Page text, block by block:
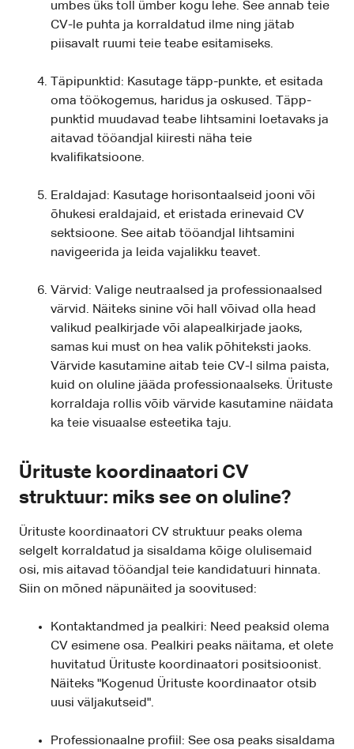
umbes üks toll ümber kogu lehe. See annab teie
CV-le puhta ja korraldatud ilme ning jätab
piisavalt ruumi teie teabe esitamiseks.
Täpipunktid: Kasutage täpp-punkte, et esitada
oma töökogemus, haridus ja oskused. Täpp-
punktid muudavad teabe lihtsamini loetavaks ja
aitavad tööandjal kiiresti näha teie
kvalifikatsioone.
Eraldajad: Kasutage horisontaalseid jooni või
õhukesi eraldajaid, et eristada erinevaid CV
sektsioone. See aitab tööandjal lihtsamini
navigeerida ja leida vajalikku teavet.
Värvid: Valige neutraalsed ja professionaalsed
värvid. Näiteks sinine või hall võivad olla head
valikud pealkirjade või alapealkirjade jaoks,
samas kui must on hea valik põhiteksti jaoks.
Värvide kasutamine aitab teie CV-l silma paista,
kuid on oluline jääda professionaalseks. Ürituste
korraldaja rollis võib värvide kasutamine näidata
ka teie visuaalse esteetika taju.
Ürituste koordinaatori CV
struktuur: miks see on oluline?
Ürituste koordinaatori CV struktuur peaks olema
selgelt korraldatud ja sisaldama kõige olulisemaid
osi, mis aitavad tööandjal teie kandidatuuri hinnata.
Siin on mõned näpunäited ja soovitused:
Kontaktandmed ja pealkiri: Need peaksid olema
CV esimene osa. Pealkiri peaks näitama, et olete
huvitatud Ürituste koordinaatori positsioonist.
Näiteks "Kogenud Ürituste koordinaator otsib
uusi väljakutseid".
Professionaalne profiil: See osa peaks sisaldama